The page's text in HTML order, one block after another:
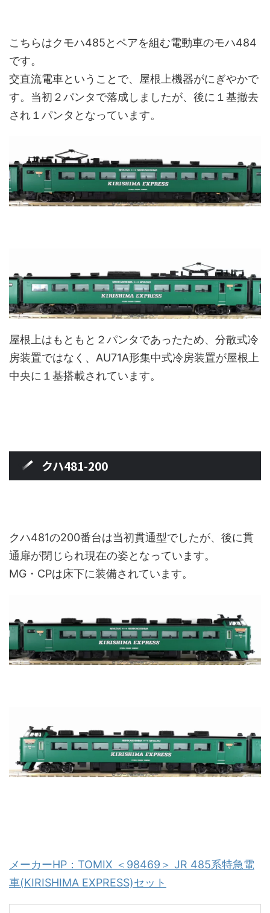
こちらはクモハ485とペアを組む電動車のモハ484
です。
交直流電車ということで、屋根上機器がにぎやかで
す。当初２パンタで落成しましたが、後に１基撤去
され１パンタとなっています。
屋根上はもともと２パンタであったため、分散式冷
房装置ではなく、AU71A形集中式冷房装置が屋根上
中央に１基搭載されています。
クハ481-200
クハ481の200番台は当初貫通型でしたが、後に貫
通扉が閉じられ現在の姿となっています。
MG・CPは床下に装備されています。
メーカーHP：TOMIX ＜98469＞ JR 485系特急電
車(KIRISHIMA EXPRESS)セット